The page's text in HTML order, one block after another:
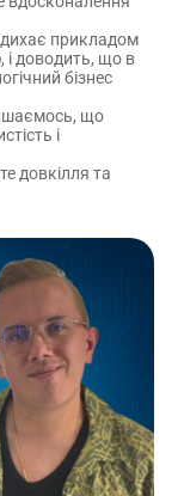
прикладом
і доводить, що в
бізнес
що
і
довкілля та